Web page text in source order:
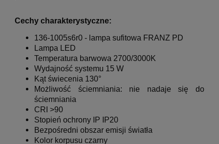
Cechy charakterystyczne:
136-1005s6r0 - lampa sufitowa FRANZ PD
Lampa LED
Temperatura barwowa 2700/3000K
Wydajność systemu 15 W
Kąt świecenia 130°
Możliwość ściemniania: nie nadaje się do
ściemniania
CRI >90
Stopień ochrony IP IP20
Bezpośredni obszar emisji światła
Kolor korpusu czarny